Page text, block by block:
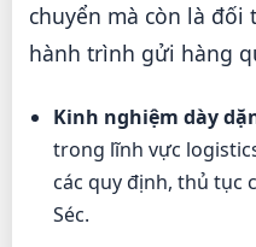
chuyển mà còn là đối
hành trình gửi hàng
Kinh nghiệm dày
trong lĩnh vực
các quy định, thủ tục
Séc.